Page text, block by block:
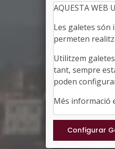
AQUESTA WEB
Les galetes són
permeten
Utilitzem
tant, sempre
poden
Més informació